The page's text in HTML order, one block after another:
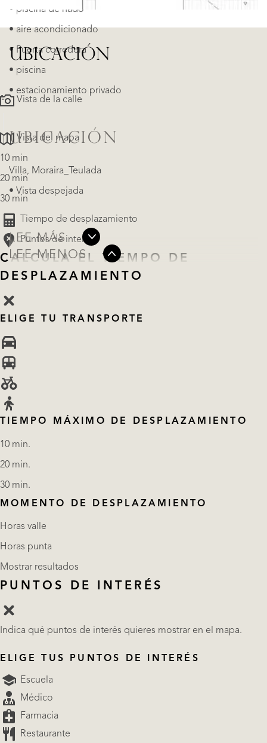
• piscina de nado
• aire acondicionado
• Puerta corredera
• piscina
• estacionamiento privado
UBICACIÓN
Villa, Moraira_Teulada
• Vista despejada
LEE MÁS
LEE MENOS
UBICACIÓN
Vista de la calle
Vista del mapa
10 min
20 min
30 min
Tiempo de desplazamiento
Puntos de interés
CALCULA EL TIEMPO DE
DESPLAZAMIENTO
ELIGE TU TRANSPORTE
TIEMPO MÁXIMO DE DESPLAZAMIENTO
10 min.
20 min.
30 min.
MOMENTO DE DESPLAZAMIENTO
Horas valle
Horas punta
Mostrar resultados
PUNTOS DE INTERÉS
Indica qué puntos de interés quieres mostrar en el mapa.
ELIGE TUS PUNTOS DE INTERÉS
Escuela
Médico
Farmacia
Restaurante